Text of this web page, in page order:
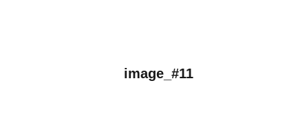
image_#11